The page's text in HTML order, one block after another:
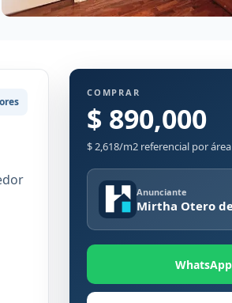
COMPRAR
$ 890,000
$ 2,618/m2 referencial por
Anunciante
Mirtha Otero
WhatsApp